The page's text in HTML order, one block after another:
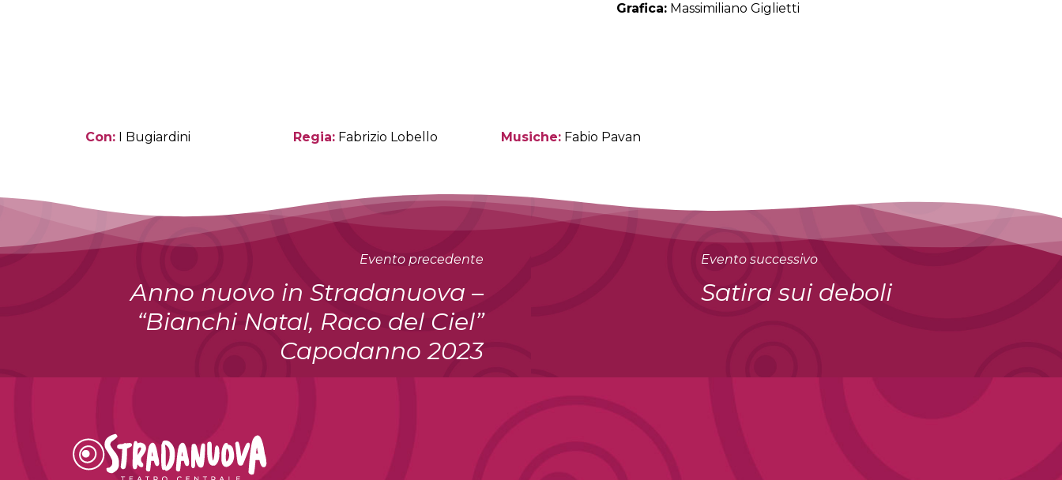
Grafica:Massimiliano Giglietti
Con:I Bugiardini Regia:Fabrizio Lobello Musiche: Fabio Pavan
Evento precedente
Anno nuovo in Stradanuova –
“Bianchi Natal, Raco del Ciel”
Capodanno 2023
Evento successivo
Satira sui deboli